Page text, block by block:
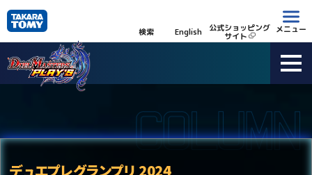
検索 English 公式ショッピング
サイト
メニュー
デュエプレグランプリ 2024